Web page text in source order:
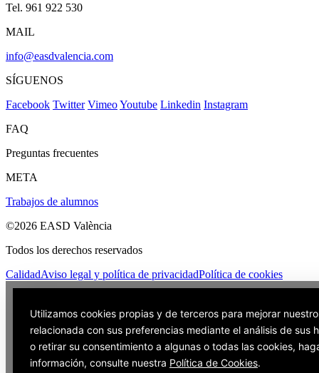
Tel. 961 922 530
MAIL
info@easdvalencia.com
SÍGUENOS
Facebook Twitter VimeoYoutube Linkedin Instagram
FAQ
Preguntas frecuentes
META
Trabajos de alumnos
©2026 EASD València
Todos los derechos reservados
CalidadAviso legal y política de privacidadPolítica de cookies
Utilizamos cookies propias y de terceros para mejorar
relacionada con sus preferencias mediante el análisis de sus
o retirar su consentimiento a algunas o todas las cookies,
información, consulte nuestra Política de Cookies.